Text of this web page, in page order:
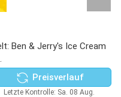
Ben & Jerry's Ice Cream
Preisverlauf
Letzte Kontrolle: Sa. 08 Aug.